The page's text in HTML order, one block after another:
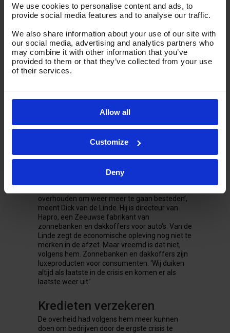
We use cookies to personalise content and ads, to
provide social media features and to analyse our traffic.
We also share information about your use of our site with
our social media, advertising and analytics partners who
may combine it with other information that you’ve
provided to them or that they’ve collected from your use
of their services.
Allow all
Customize
Deny
Bijzonder beheer
Norma is de afkorting van ‘Nie Ohne Richtiges
Messen Arbeiten’, de lijfspreuk van de
Oostenrijkse oprichter van de Hengelose
onderneming. Begin 2013 belandt het in de
afdeling bijzonder beheer van de bank, zeg
maar de moeilijke gevallen. De
voorfinanciering wil verstrekken, ook niet
broodnodige werkkapitaal op. Vervolgens stelt
banken weer in staat ietsje coulanter te zijn.
overhouden om weer meer te gaan besteden’,
meent Dick van de Linde. Hij is directeur van
Hapro, een Zeeuwse fabrikant van
zonnebanken en dakkoffers voor auto’s. Van de
Linde zegt de economische opleving nog niet te
merken in de afzet. Maar vreemd is dat niet,
volgens hem. Zonnebanken en dakkoffers zijn
luxeproducten voor consumenten. ‘Wij duiken
altijd als laatste in de crisis en komen er als
laatste weer uit.’
Kredieten verzekeren
De overheid had volgens hem meer kunnen
doen om bedrijven door de ergste crisis te